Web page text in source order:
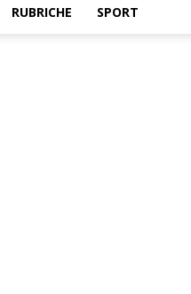
RUBRICHE SPORT